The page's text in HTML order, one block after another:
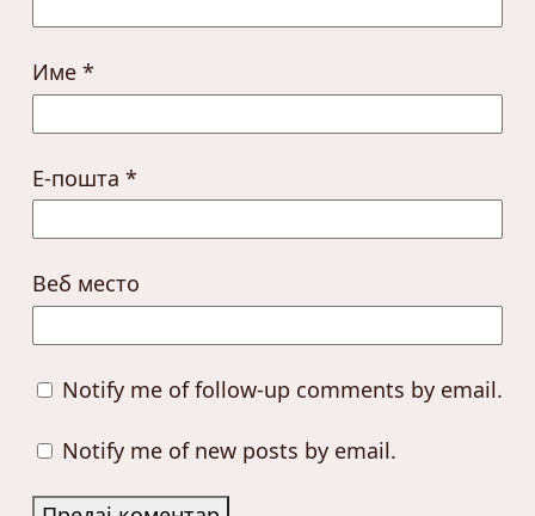
Име *
Е-пошта *
Веб место
Notify me of follow-up comments by email.
Notify me of new posts by email.